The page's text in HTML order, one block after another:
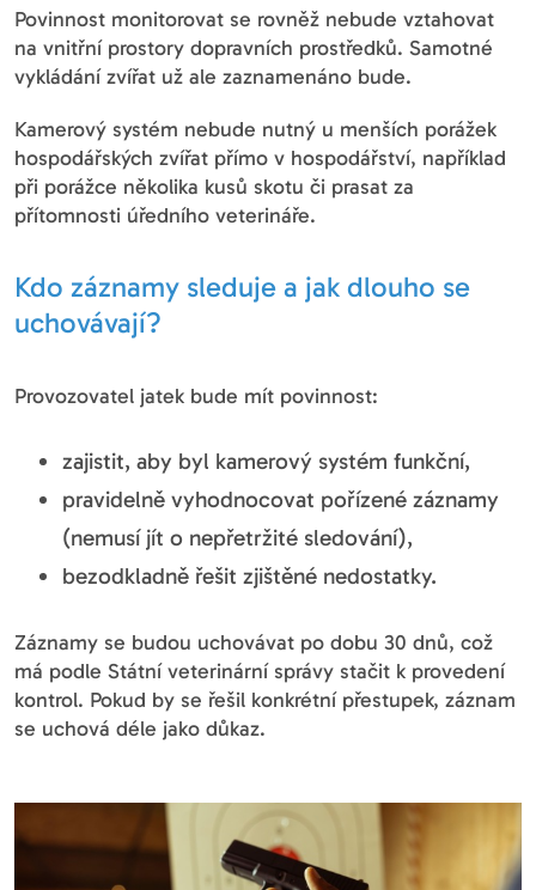
Povinnost monitorovat se rovněž nebude vztahovat
na vnitřní prostory dopravních prostředků. Samotné
vykládání zvířat už ale zaznamenáno bude.
Kamerový systém nebude nutný u menších porážek
hospodářských zvířat přímo v hospodářství, například
při porážce několika kusů skotu či prasat za
přítomnosti úředního veterináře.
Kdo záznamy sleduje a jak dlouho se
uchovávají?
Provozovatel jatek bude mít povinnost:
zajistit, aby byl kamerový systém funkční,
pravidelně vyhodnocovat pořízené záznamy
(nemusí jít o nepřetržité sledování),
bezodkladně řešit zjištěné nedostatky.
Záznamy se budou uchovávat po dobu 30 dnů, což
má podle Státní veterinární správy stačit k provedení
kontrol. Pokud by se řešil konkrétní přestupek, záznam
se uchová déle jako důkaz.